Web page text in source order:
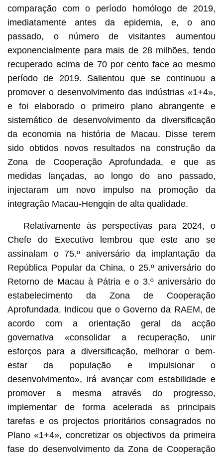
comparação com o período homólogo de 2019,
imediatamente antes da epidemia, e, o ano
passado, o número de visitantes aumentou
exponencialmente para mais de 28 milhões, tendo
recuperado acima de 70 por cento face ao mesmo
período de 2019. Salientou que se continuou a
promover o desenvolvimento das indústrias «1+4»,
e foi elaborado o primeiro plano abrangente e
sistemático de desenvolvimento da diversificação
da economia na história de Macau. Disse terem
sido obtidos novos resultados na construção da
Zona de Cooperação Aprofundada, e que as
medidas lançadas, ao longo do ano passado,
injectaram um novo impulso na promoção da
integração Macau-Hengqin de alta qualidade.
Relativamente às perspectivas para 2024, o
Chefe do Executivo lembrou que este ano se
assinalam o 75.º aniversário da implantação da
República Popular da China, o 25.º aniversário do
Retorno de Macau à Pátria e o 3.º aniversário do
estabelecimento da Zona de Cooperação
Aprofundada. Indicou que o Governo da RAEM, de
acordo com a orientação geral da acção
governativa «consolidar a recuperação, unir
esforços para a diversificação, melhorar o bem-
estar da população e impulsionar o
desenvolvimento», irá avançar com estabilidade e
promover a mesma através do progresso,
implementar de forma acelerada as principais
tarefas e os projectos prioritários consagrados no
Plano «1+4», concretizar os objectivos da primeira
fase do desenvolvimento da Zona de Cooperação